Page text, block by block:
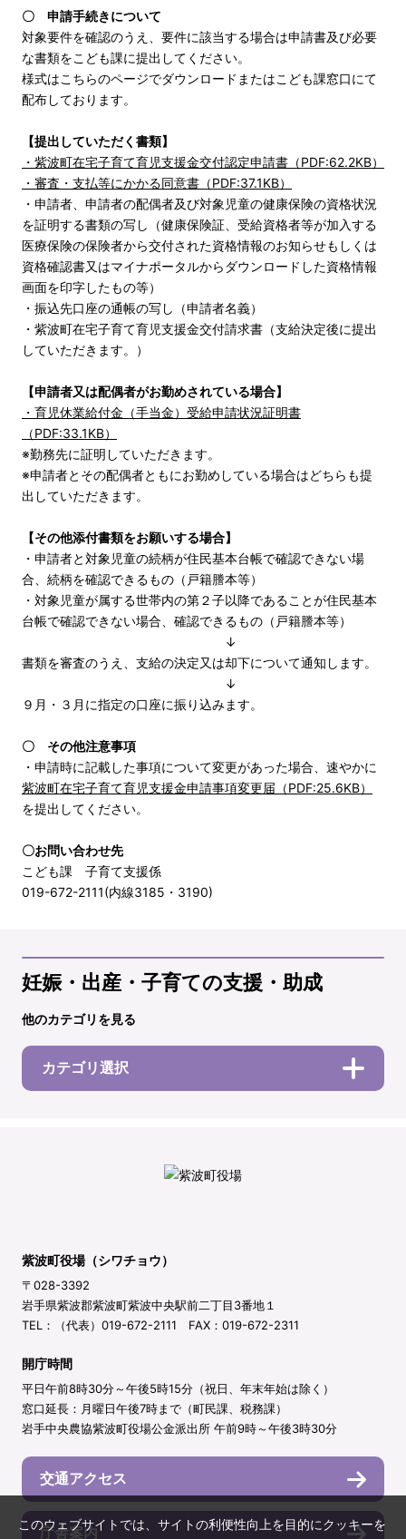
〇 申請手続きについて
対象要件を確認のうえ、要件に該当する場合は申請書及び必要
な書類をこども課に提出してください。
様式はこちらのページでダウンロードまたはこども課窓口にて
配布しております。
【提出していただく書類】
・紫波町在宅子育て育児支援金交付認定申請書（PDF:62.2KB）
・審査・支払等にかかる同意書（PDF:37.1KB）
・申請者、申請者の配偶者及び対象児童の健康保険の資格状況
を証明する書類の写し（健康保険証、受給資格者等が加入する
医療保険の保険者から交付された資格情報のお知らせもしくは
資格確認書又はマイナポータルからダウンロードした資格情報
画面を印字したもの等）
・振込先口座の通帳の写し（申請者名義）
・紫波町在宅子育て育児支援金交付請求書（支給決定後に提出
していただきます。）
【申請者又は配偶者がお勤めされている場合】
・育児休業給付金（手当金）受給申請状況証明書
（PDF:33.1KB）
※勤務先に証明していただきます。
※申請者とその配偶者ともにお勤めしている場合はどちらも提
出していただきます。
【その他添付書類をお願いする場合】
・申請者と対象児童の続柄が住民基本台帳で確認できない場
合、続柄を確認できるもの（戸籍謄本等）
・対象児童が属する世帯内の第２子以降であることが住民基本
台帳で確認できない場合、確認できるもの（戸籍謄本等）
↓
書類を審査のうえ、支給の決定又は却下について通知します。
↓
９月・３月に指定の口座に振り込みます。
〇 その他注意事項
・申請時に記載した事項について変更があった場合、速やかに
紫波町在宅子育て育児支援金申請事項変更届（PDF:25.6KB）
を提出してください。
〇お問い合わせ先
こども課 子育て支援係
019-672-2111(内線3185・3190)
妊娠・出産・子育ての支援・助成
他のカテゴリを見る
カテゴリ選択
紫波町役場（シワチョウ）
〒028-3392
岩手県紫波郡紫波町紫波中央駅前二丁目3番地１
TEL：（代表）019-672-2111 FAX：019-672-2311
開庁時間
平日午前8時30分～午後5時15分（祝日、年末年始は除く）
窓口延長：月曜日午後7時まで（町民課、税務課）
岩手中央農協紫波町役場公金派出所 午前9時～午後3時30分
交通アクセス
庁舎案内
このウェブサイトでは、サイトの利便性向上を目的にクッキーを